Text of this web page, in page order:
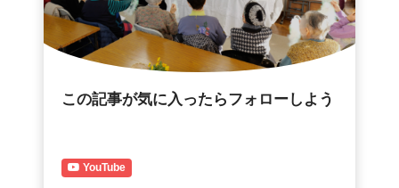
この記事が気に入ったらフォローしよう
YouTube